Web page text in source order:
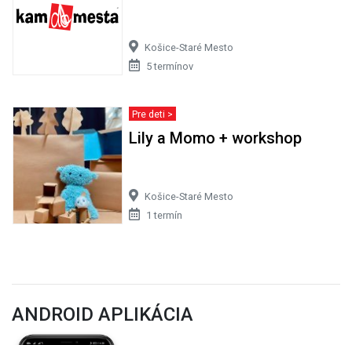
Košice-Staré Mesto
5 termínov
Pre deti >
Lily a Momo + workshop
Košice-Staré Mesto
1 termín
ANDROID APLIKÁCIA